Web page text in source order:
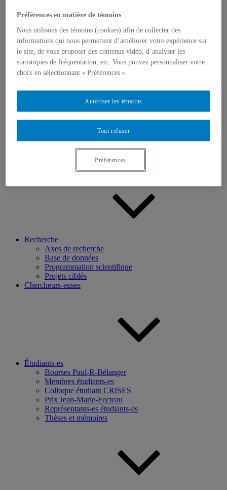
Bourses et prix
Communiqués
Dans les médias
Distinctions
Archives et bilans
Colloque international CRISES
Perspectives et dialogue
Vidéos et baladodiffusions
Recherche
Axes de recherche
Base de données
Programmation scientifique
Projets ciblés
Chercheurs-euses
Étudiants-es
Bourses Paul-R-Bélanger
Membres étudiants-es
Colloque étudiant CRISES
Prix Jean-Marie-Fecteau
Représentants-es étudiants-es
Thèses et mémoires
Préférences en matière de témoins
Nous utilisons des témoins (cookies) afin de collecter des
informations qui nous permettent d’améliorer votre expérience sur
le site, de vous proposer des contenus vidéo, d’analyser les
statistiques de fréquentation, etc. Vous pouvez personnaliser votre
choix en sélectionnant « Préférences ».
Tout refuser
Autoriser les témoins
Préférences